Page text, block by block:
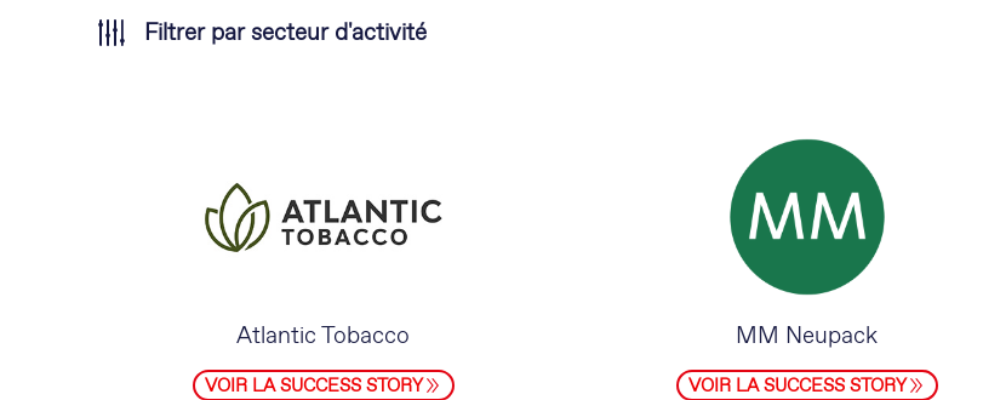
contenu
Filtrer par secteur d'activité
Atlantic Tobacco
VOIR LA SUCCESS STORY
MM Neupack
VOIR LA SUCCESS STORY